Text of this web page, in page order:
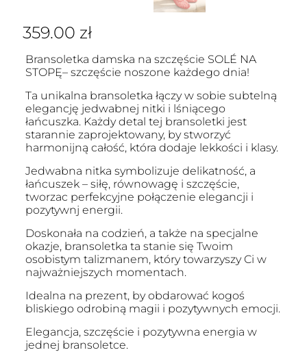
359.00 zł
Bransoletka damska na szczęście SOLÉ NA
STOPĘ– szczęście noszone każdego dnia!
Ta unikalna bransoletka łączy w sobie subtelną
elegancję jedwabnej nitki i lśniącego
łańcuszka. Każdy detal tej bransoletki jest
starannie zaprojektowany, by stworzyć
harmonijną całość, która dodaje lekkości i klasy.
Jedwabna nitka symbolizuje delikatność, a
łańcuszek – siłę, równowagę i szczęście,
tworzac perfekcyjne połączenie elegancji i
pozytywnj energii.
Doskonała na codzień, a także na specjalne
okazje, bransoletka ta stanie się Twoim
osobistym talizmanem, który towarzyszy Ci w
najważniejszych momentach.
Idealna na prezent, by obdarować kogoś
bliskiego odrobiną magii i pozytywnych emocji.
Elegancja, szczęście i pozytywna energia w
jednej bransoletce.